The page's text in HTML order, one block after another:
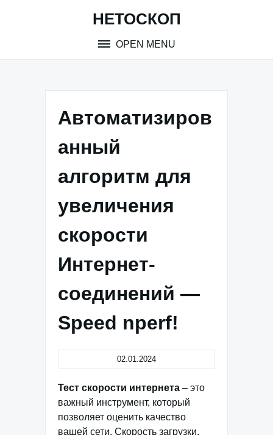
НЕТОСКОП
OPEN MENU
Автоматизиров
анный
алгоритм для
увеличения
скорости
Интернет-
соединений —
Speed nperf!
02.01.2024
Тест скорости интернета – это
важный инструмент, который
позволяет оценить качество
вашей сети. Скорость загрузки,